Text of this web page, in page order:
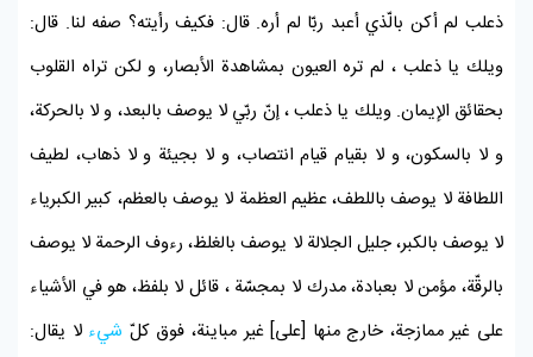
ذعلب لم أكن بالّذي أعبد ربّا لم أره. قال: فكيف رأيته؟ صفه لنا. قال:
ويلك ياذعلب ، لم تره العيون بمشاهدة الأبصار، و لكن تراه القلوب
بحقائق الإيمان. ويلك يا ذعلب، إنّ ربّي لا يوصف بالبعد، و لا بالحركة،
و لا بالسكون، و لا بقيام قيام انتصاب، و لا بجيئة و لا ذهاب، لطيف
اللطافة لا يوصف باللطف، عظيم العظمة لا يوصف بالعظم، كبير الكبرياء
لا يوصف بالكبر، جليل الجلالة لا يوصف بالغلظ، رءوف الرحمة لا يوصف
بالرقّة، مؤمن لا بعبادة، مدرك لا بمجسّة ، قائل لا بلفظ، هو في الأشياء
على غير ممازجة، خارج منها [على] غير مباينة، فوق كلّ شيء لا يقال: